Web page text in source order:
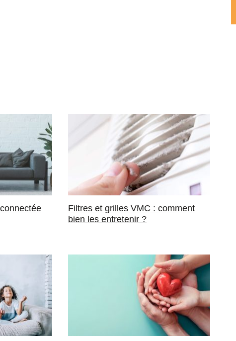
Filtres et grilles VMC : comment
bien les entretenir ?